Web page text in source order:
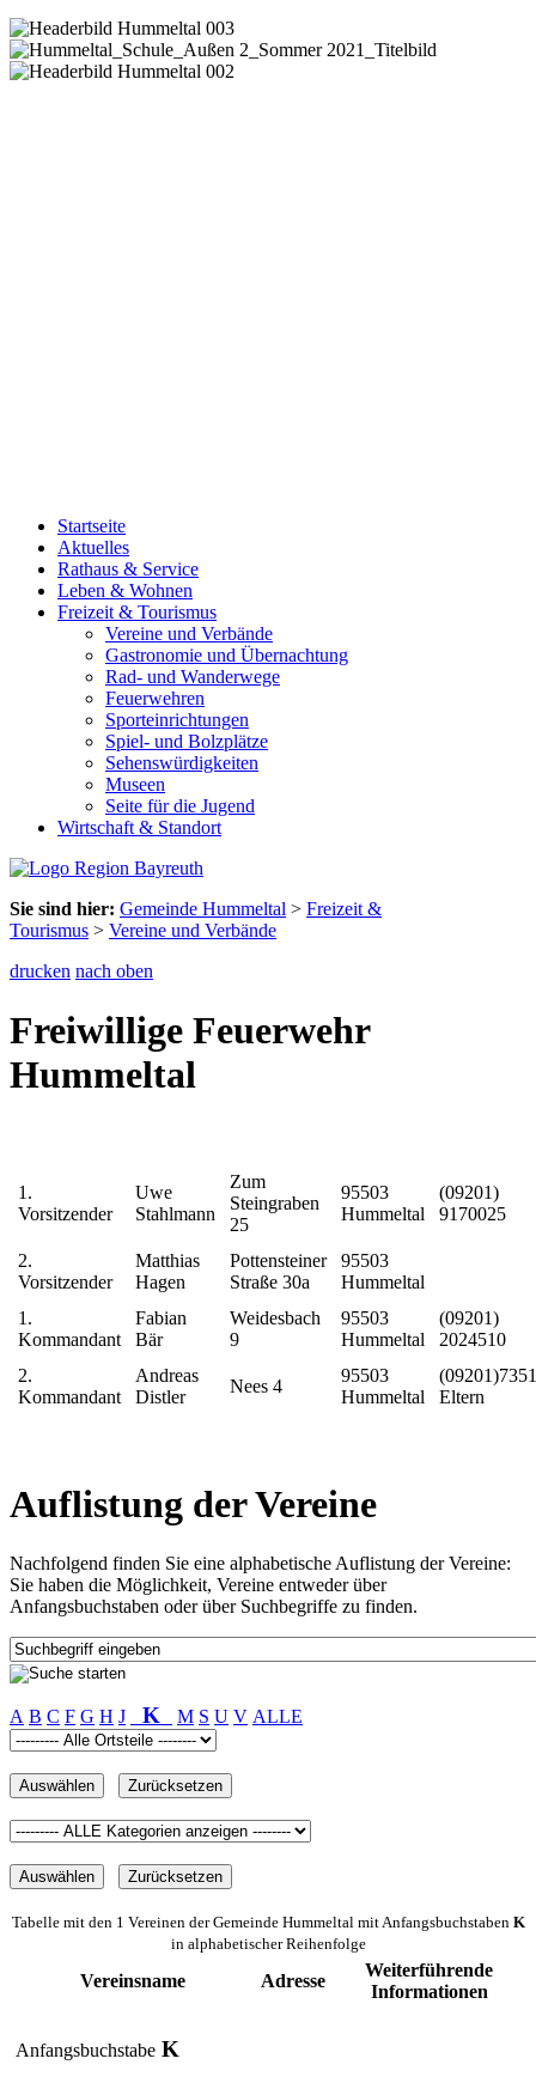
Startseite
Aktuelles
Rathaus & Service
Leben & Wohnen
Freizeit & Tourismus
Vereine und Verbände
Gastronomie und Übernachtung
Rad- und Wanderwege
Feuerwehren
Sporteinrichtungen
Spiel- und Bolzplätze
Sehenswürdigkeiten
Museen
Seite für die Jugend
Wirtschaft & Standort
Sie sind hier: Gemeinde Hummeltal > Freizeit &
Tourismus > Vereine und Verbände
drucken nach oben
Freiwillige Feuerwehr
Hummeltal
1.
Vorsitzender
Uwe
Stahlmann
Zum
Steingraben
25
95503
Hummeltal
(09201)
9170025
2.
Vorsitzender
Matthias
Hagen
Pottensteiner
Straße 30a
95503
Hummeltal
1.
Kommandant
Fabian
Bär
Weidesbach
9
95503
Hummeltal
(09201)
2024510
2.
Kommandant
Andreas
Distler
Nees 4
95503
Hummeltal
(09201)7351
Eltern
Auflistung der Vereine
Nachfolgend finden Sie eine alphabetische Auflistung der Vereine:
Sie haben die Möglichkeit, Vereine entweder über
Anfangsbuchstaben oder über Suchbegriffe zu finden.
A B C F G H J K M S U V ALLE
Tabelle mit den 1 Vereinen der Gemeinde Hummeltal mit Anfangsbuchstaben K
in alphabetischer Reihenfolge
Vereinsname Adresse
Weiterführende
Informationen
Anfangsbuchstabe K